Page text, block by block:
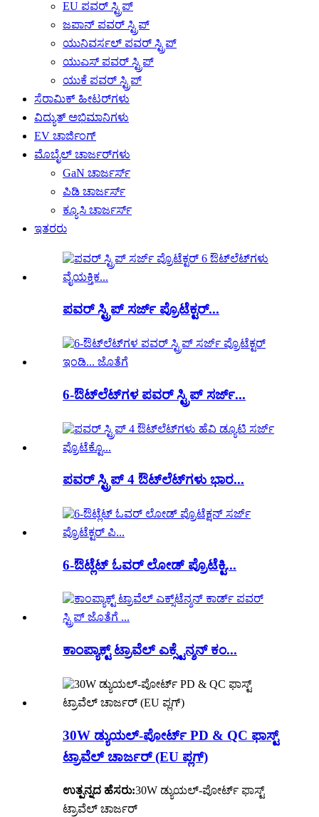
EU ಪವರ್ ಸ್ಟ್ರಿಪ್
ಜಪಾನ್ ಪವರ್ ಸ್ಟ್ರಿಪ್
ಯುನಿವರ್ಸಲ್ ಪವರ್ ಸ್ಟ್ರಿಪ್
ಯುಎಸ್ ಪವರ್ ಸ್ಟ್ರಿಪ್
ಯುಕೆ ಪವರ್ ಸ್ಟ್ರಿಪ್
ಸೆರಾಮಿಕ್ ಹೀಟರ್‌ಗಳು
ವಿದ್ಯುತ್ ಅಭಿಮಾನಿಗಳು
EV ಚಾರ್ಜಿಂಗ್
ಮೊಬೈಲ್ ಚಾರ್ಜರ್‌ಗಳು
GaN ಚಾರ್ಜರ್ಸ್
ಪಿಡಿ ಚಾರ್ಜರ್ಸ್
ಕ್ಯೂಸಿ ಚಾರ್ಜರ್ಸ್
ಇತರರು
ಪವರ್ ಸ್ಟ್ರಿಪ್ ಸರ್ಜ್ ಪ್ರೊಟೆಕ್ಟರ್...
6-ಔಟ್‌ಲೆಟ್‌ಗಳ ಪವರ್ ಸ್ಟ್ರಿಪ್ ಸರ್ಜ್...
ಪವರ್ ಸ್ಟ್ರಿಪ್ 4 ಔಟ್‌ಲೆಟ್‌ಗಳು ಭಾರ...
6-ಔಟ್ಲೆಟ್ ಓವರ್ ಲೋಡ್ ಪ್ರೊಟೆಕ್ಟಿ...
ಕಾಂಪ್ಯಾಕ್ಟ್ ಟ್ರಾವೆಲ್ ಎಕ್ಸ್ಟೆನ್ಶನ್ ಕಂ...
30W ಡ್ಯುಯಲ್-ಪೋರ್ಟ್ PD & QC ಫಾಸ್ಟ್
ಟ್ರಾವೆಲ್ ಚಾರ್ಜರ್ (EU ಪ್ಲಗ್)
ಉತ್ಪನ್ನದ ಹೆಸರು:30W ಡ್ಯುಯಲ್-ಪೋರ್ಟ್ ಫಾಸ್ಟ್
ಟ್ರಾವೆಲ್ ಚಾರ್ಜರ್